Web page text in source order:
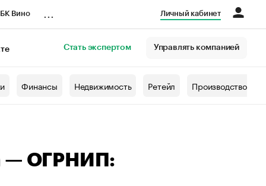
Вино Личный кабинет
Стать экспертом Управлять компанией
Финансы Недвижимость Ретейл Производство
— ОГРНИП: